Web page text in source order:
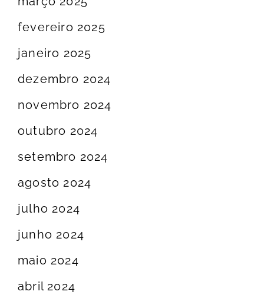
fevereiro 2025
janeiro 2025
dezembro 2024
novembro 2024
outubro 2024
setembro 2024
agosto 2024
julho 2024
junho 2024
maio 2024
abril 2024